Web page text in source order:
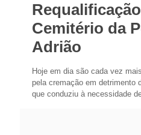
Cemitério da
Adrião
Hoje em dia são cada vez
pela cremação em detrimento
que conduziu à necessidade